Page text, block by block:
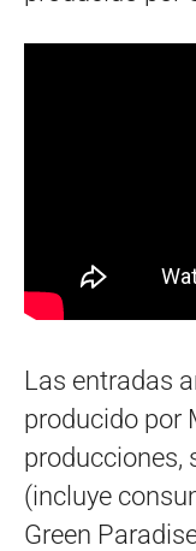
Las entradas
producido por
producciones,
(incluye
Green